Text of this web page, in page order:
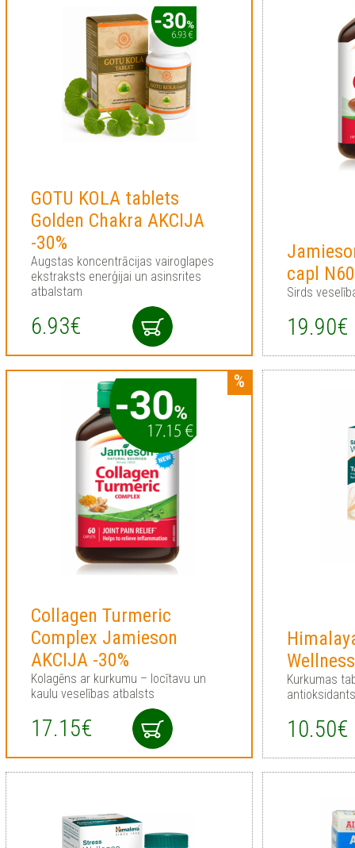
GOTU KOLA tablets
Golden Chakra AKCIJA
-30%
Augstas koncentrācijas vairoglapes
ekstraksts enerģijai un asinsrites
atbalstam
6.93€
capl N60
Sirds
19.90€
Collagen Turmeric
Complex Jamieson
AKCIJA -30%
Kolagēns ar kurkumu – locītavu un
kaulu veselības atbalsts
17.15€
Kurkumas
10.50€